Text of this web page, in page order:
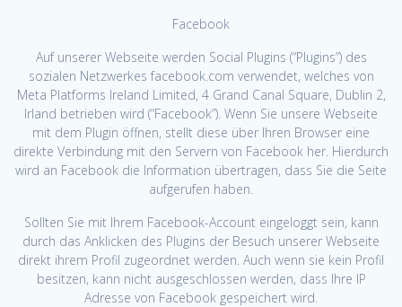
Facebook
Auf unserer Webseite werden Social Plugins (“Plugins”) des
sozialen Netzwerkes facebook.com verwendet, welches von
Meta Platforms Ireland Limited, 4 Grand Canal Square, Dublin 2,
Irland betrieben wird (“Facebook”). Wenn Sie unsere Webseite
mit dem Plugin öffnen, stellt diese über Ihren Browser eine
direkte Verbindung mit den Servern von Facebook her. Hierdurch
wird an Facebook die Information übertragen, dass Sie die Seite
aufgerufen haben.
Sollten Sie mit Ihrem Facebook-Account eingeloggt sein, kann
durch das Anklicken des Plugins der Besuch unserer Webseite
direkt ihrem Profil zugeordnet werden. Auch wenn sie kein Profil
besitzen, kann nicht ausgeschlossen werden, dass Ihre IP
Adresse von Facebook gespeichert wird.